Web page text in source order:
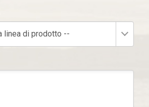
linea di prodotto --